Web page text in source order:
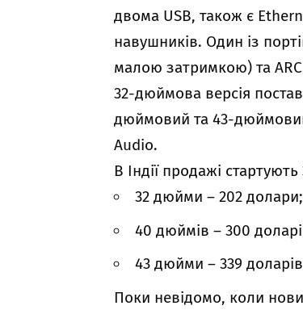
двома USB, також є
навушників. Один із
малою затримкою) та
32-дюймова версія
дюймовий та 43-
Audio.
В Індії продажі
32 дюйми – 202 долари;
40 дюймів – 300
43 дюйми – 339
Поки невідомо, коли